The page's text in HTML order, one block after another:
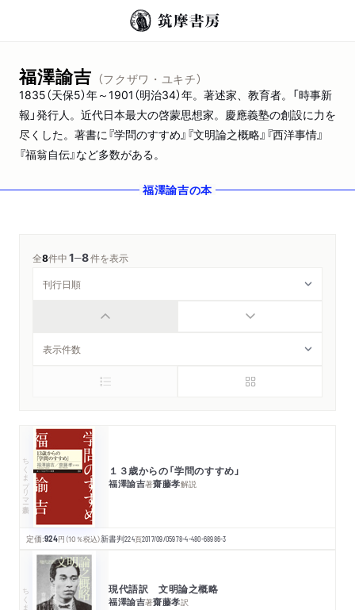
福澤諭吉 （フクザワ・ユキチ）
1835（天保5）年～1901（明治34）年。著述家、教育者。「時事新
報」発行人。近代日本最大の啓蒙思想家。慶應義塾の創設に力を
尽くした。著書に『学問のすすめ』『文明論之概略』『西洋事情』
『福翁自伝』など多数がある。
福澤諭吉の本
全8件中1─8件を表示
ちくまプリマー新書 １３歳からの「学問のすすめ」
福澤諭吉著齋藤孝解説
定価:924円 （10％税込）新書判224頁2017/09/05978-4-480-68986-3
ちくま文庫 現代語訳 文明論之概略
福澤諭吉著齋藤孝訳